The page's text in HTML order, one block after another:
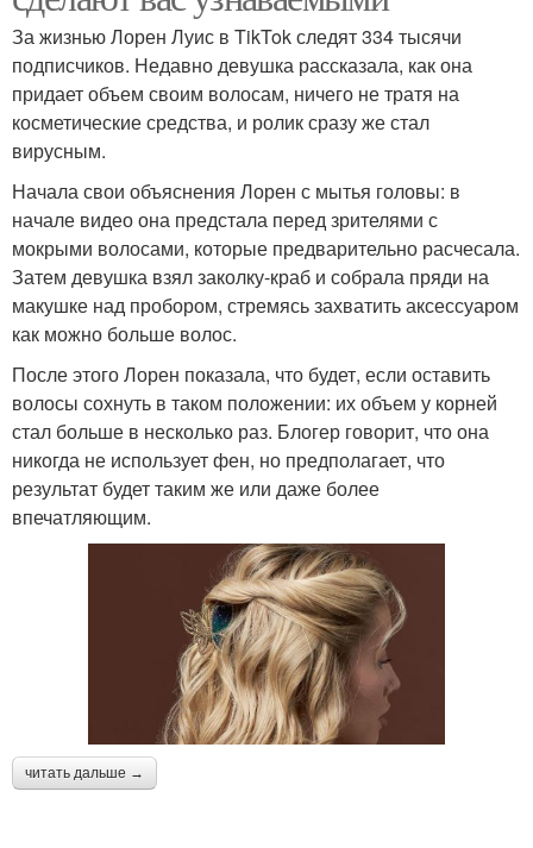
За жизнью Лорен Луис в TikTok следят 334 тысячи
подписчиков. Недавно девушка рассказала, как она
придает объем своим волосам, ничего не тратя на
косметические средства, и ролик сразу же стал
вирусным.
Начала свои объяснения Лорен с мытья головы: в
начале видео она предстала перед зрителями с
мокрыми волосами, которые предварительно расчесала.
Затем девушка взял заколку-краб и собрала пряди на
макушке над пробором, стремясь захватить аксессуаром
как можно больше волос.
После этого Лорен показала, что будет, если оставить
волосы сохнуть в таком положении: их объем у корней
стал больше в несколько раз. Блогер говорит, что она
никогда не использует фен, но предполагает, что
результат будет таким же или даже более
впечатляющим.
читать дальше →